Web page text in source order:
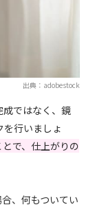
出典：adobestock
成ではなく、鏡
行いましょ
で、仕上がりの
、何もついてい